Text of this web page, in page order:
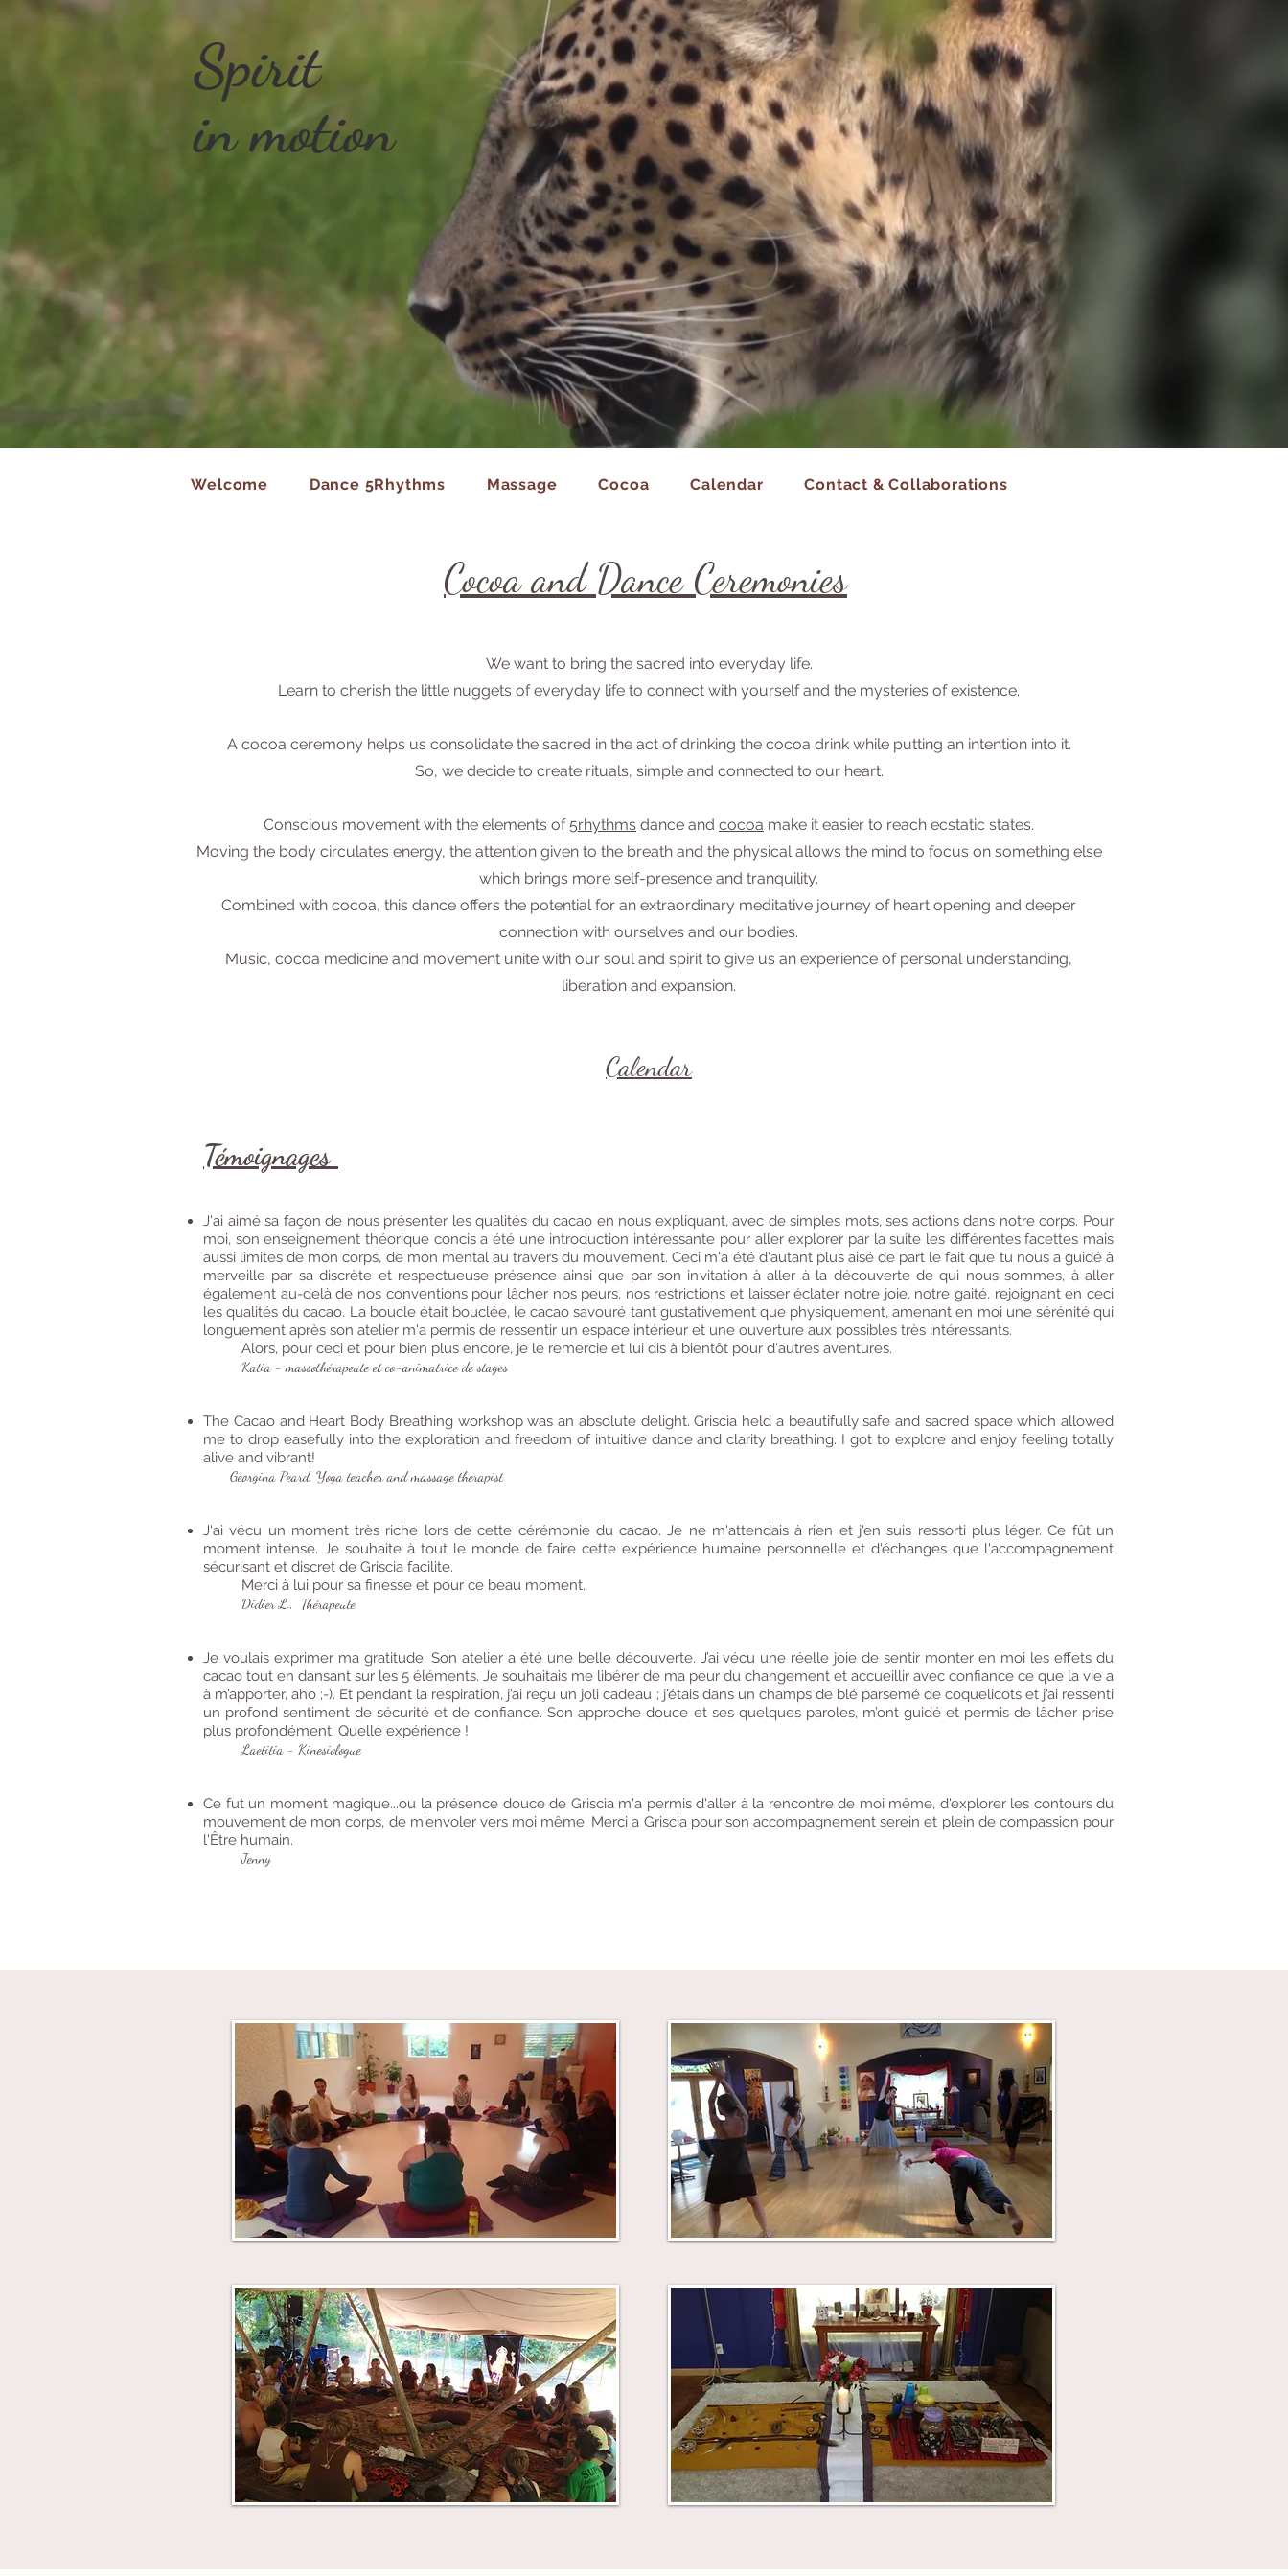
Spirit
in motion
Welcome Dance 5Rhythms Massage Cocoa Calendar Contact & Collaborations
Cocoa and Dance Ceremonies
We want to bring the sacred into everyday life.
Learn to cherish the little nuggets of everyday life to connect with yourself and the mysteries of existence.
A cocoa ceremony helps us consolidate the sacred in the act of drinking the cocoa drink while putting an intention into it.
So, we decide to create rituals, simple and connected to our heart.
Conscious movement with the elements of 5rhythms dance and cocoa make it easier to reach ecstatic states.
Moving the body circulates energy, the attention given to the breath and the physical allows the mind to focus on something else
which brings more self-presence and tranquility.
Combined with cocoa, this dance offers the potential for an extraordinary meditative journey of heart opening and deeper
connection with ourselves and our bodies.
Music, cocoa medicine and movement unite with our soul and spirit to give us an experience of personal understanding,
liberation and expansion.
Calendar
Témoignages
J'ai aimé sa façon de nous présenter les qualités du cacao en nous expliquant, avec de simples mots, ses actions dans notre corps. Pour
moi, son enseignement théorique concis a été une introduction intéressante pour aller explorer par la suite les différentes facettes mais
aussi limites de mon corps, de mon mental au travers du mouvement. Ceci m'a été d'autant plus aisé de part le fait que tu nous a guidé à
merveille par sa discrète et respectueuse présence ainsi que par son invitation à aller à la découverte de qui nous sommes, à aller
également au-delà de nos conventions pour lâcher nos peurs, nos restrictions et laisser éclater notre joie, notre gaité, rejoignant en ceci
les qualités du cacao. La boucle était bouclée, le cacao savouré tant gustativement que physiquement, amenant en moi une sérénité qui
longuement après son atelier m'a permis de ressentir un espace intérieur et une ouverture aux possibles très intéressants.
Alors, pour ceci et pour bien plus encore, je le remercie et lui dis à bientôt pour d'autres aventures.
Katia - massothérapeute et co-animatrice de stages
The Cacao and Heart Body Breathing workshop was an absolute delight. Griscia held a beautifully safe and sacred space which allowed
me to drop easefully into the exploration and freedom of intuitive dance and clarity breathing. I got to explore and enjoy feeling totally
alive and vibrant!
Georgina Peard, Yoga teacher and massage therapist
J'ai vécu un moment très riche lors de cette cérémonie du cacao. Je ne m'attendais à rien et j'en suis ressorti plus léger. Ce fût un
moment intense. Je souhaite à tout le monde de faire cette expérience humaine personnelle et d'échanges que l'accompagnement
sécurisant et discret de Griscia facilite.
Merci à lui pour sa finesse et pour ce beau moment.
Didier L., Thérapeute
Je voulais exprimer ma gratitude. Son atelier a été une belle découverte. J’ai vécu une réelle joie de sentir monter en moi les effets du
cacao tout en dansant sur les 5 éléments. Je souhaitais me libérer de ma peur du changement et accueillir avec confiance ce que la vie a
à m’apporter, aho ;-). Et pendant la respiration, j’ai reçu un joli cadeau ; j’étais dans un champs de blé parsemé de coquelicots et j’ai ressenti
un profond sentiment de sécurité et de confiance. Son approche douce et ses quelques paroles, m’ont guidé et permis de lâcher prise
plus profondément. Quelle expérience !
Laetitia - Kinesiologue
Ce fut un moment magique...ou la présence douce de Griscia m'a permis d'aller à la rencontre de moi même, d'explorer les contours du
mouvement de mon corps, de m'envoler vers moi même. Merci a Griscia pour son accompagnement serein et plein de compassion pour
l'Être humain.
Jenny